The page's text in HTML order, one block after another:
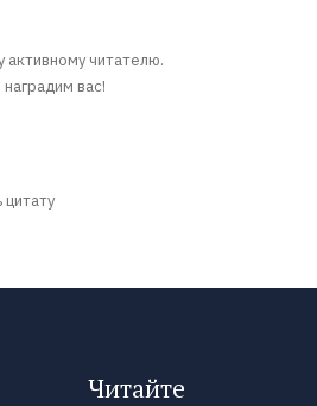
активному читателю.
вас!
Читайте